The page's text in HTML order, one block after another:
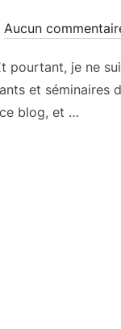
Aucun
pourtant, je ne
et séminaires
blog, et …
SUR LE BLOG